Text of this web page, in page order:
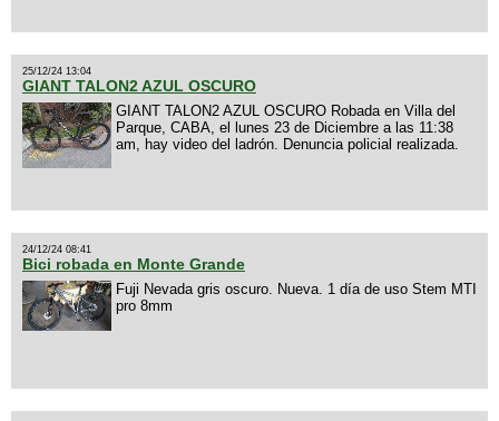
25/12/24 13:04
GIANT TALON2 AZUL OSCURO
GIANT TALON2 AZUL OSCURO Robada en Villa del
Parque, CABA, el lunes 23 de Diciembre a las 11:38
am, hay video del ladrón. Denuncia policial realizada.
24/12/24 08:41
Bici robada en Monte Grande
Fuji Nevada gris oscuro. Nueva. 1 día de uso Stem MTI
pro 8mm